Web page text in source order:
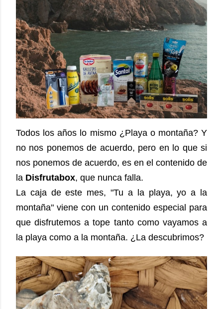
Todos los años lo mismo ¿Playa o montaña? Y
no nos ponemos de acuerdo, pero en lo que si
nos ponemos de acuerdo, es en el contenido de
la Disfrutabox, que nunca falla.
La caja de este mes, "Tu a la playa, yo a la
montaña" viene con un contenido especial para
que disfrutemos a tope tanto como vayamos a
la playa como a la montaña. ¿La descubrimos?